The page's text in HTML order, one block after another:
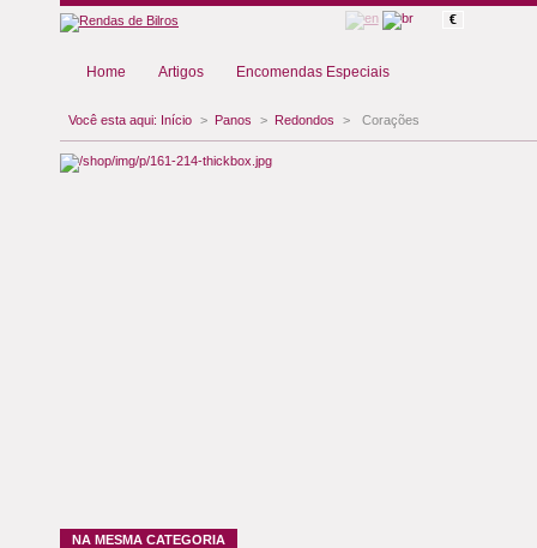
€
Home Artigos Encomendas Especiais
Você esta aqui: Início > Panos > Redondos > Corações
NA MESMA CATEGORIA